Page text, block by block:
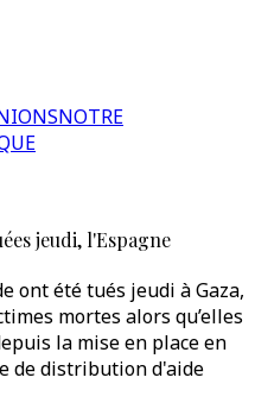
NOTRE
jeudi, l'Espagne
ont été tués jeudi à Gaza,
mortes alors qu’elles
la mise en place en
de distribution d'aide